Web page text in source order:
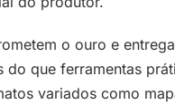
o ouro e
que ferramentas
variados como